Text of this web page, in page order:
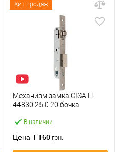
Хит продаж
В наличии
Механизм замка CISA LL
44830.25.0.20 бочка
нержавеющая сталь
Цена 1 160 грн.